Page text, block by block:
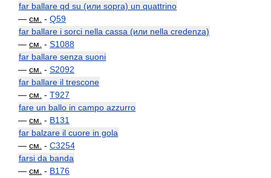
far ballare qd su (или sopra) un quattrino
— см. - Q59
far ballare i sorci nella cassa (или nella credenza)
— см. - S1088
far ballare senza suoni
— см. - S2092
far ballare il trescone
— см. - T927
fare un ballo in campo azzurro
— см. - B131
far balzare il cuore in gola
— см. - C3254
farsi da banda
— см. - B176